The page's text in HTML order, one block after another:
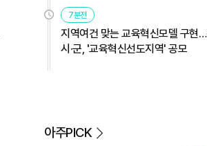
7분전
지역여건 맞는 교육혁신모델 구현
시·군, '교육혁신선도지역' 공모
아주PICK